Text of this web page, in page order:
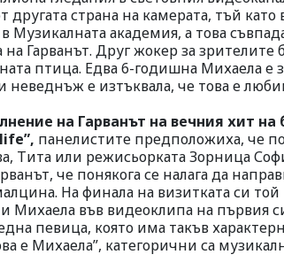
другата страна на камерата, тъй
Музикалната академия, а това
Гарванът. Друг жокер за зрителите
птица. Едва 6-годишна Михаела е
неведнъж е изтъквала, че това е
на Гарванът на вечния хит на
панелистите предположиха, че
Тита или режисьорката Зорница
че понякога се налага да
На финала на визитката си
Михаела във видеоклипа на първия
певица, която има такъв
е Михаела”, категорични са